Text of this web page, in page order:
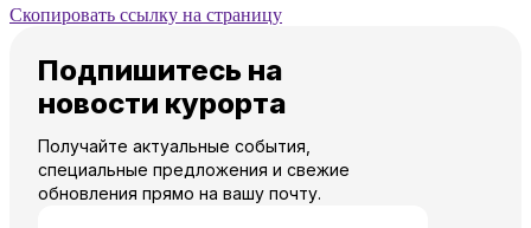
Скопировать ссылку на страницу
Подпишитесь на
новости курорта
Получайте актуальные события,
специальные предложения и свежие
обновления прямо на вашу почту.